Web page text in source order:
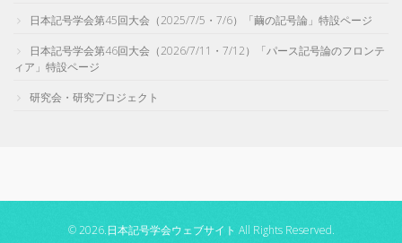
日本記号学会第45回大会（2025/7/5・7/6）「繭の記号論」特設ページ
日本記号学会第46回大会（2026/7/11・7/12）「パース記号論のフロンテ
ィア」特設ページ
研究会・研究プロジェクト
© 2026.日本記号学会ウェブサイト All Rights Reserved.